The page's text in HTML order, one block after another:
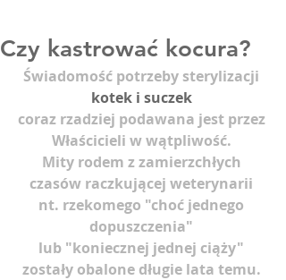
Czy kastrować kocura?
Świadomość potrzeby sterylizacji
kotek i suczek
coraz rzadziej podawana jest przez
Właścicieli w wątpliwość.
Mity rodem z zamierzchłych
czasów raczkującej weterynarii
nt. rzekomego "choć jednego
dopuszczenia"
lub "koniecznej jednej ciąży"
zostały obalone długie lata temu.